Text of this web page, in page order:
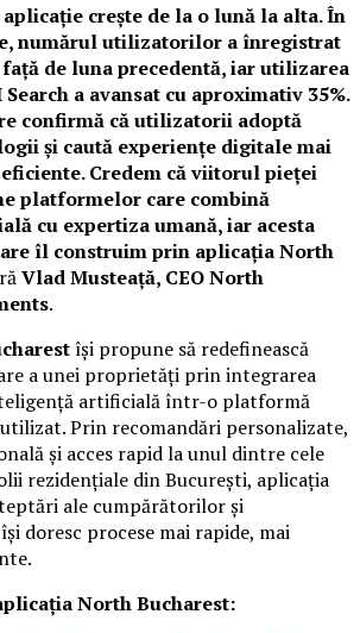
crește de la o lună la alta. În
numărul utilizatorilor a înregistrat
față de luna precedentă, iar utilizarea
a avansat cu aproximativ 35%.
confirmă că utilizatorii adoptă
și caută experiențe digitale mai
Credem că viitorul pieței
platformelor care combină
cu expertiza umană, iar acesta
îl construim prin aplicația North
Vlad Musteață, CEO North
.
își propune să redefinească
a unei proprietăți prin integrarea
artificială într-o platformă
Prin recomandări personalizate,
și acces rapid la unul dintre cele
rezidențiale din București, aplicația
ale cumpărătorilor și
doresc procese mai rapide, mai
North Bucharest: